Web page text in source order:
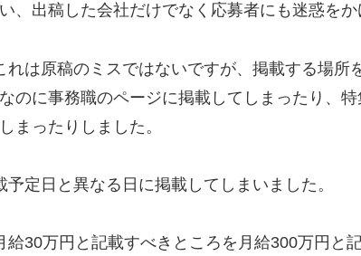
、出稿した会社だけでなく応募者にも迷惑をか
れは原稿のミスではないですが、掲載する場所
のに事務職のページに掲載してしまったり、
まったりしました。
予定日と異なる日に掲載してしまいました。
給30万円と記載すべきところを月給300万円と